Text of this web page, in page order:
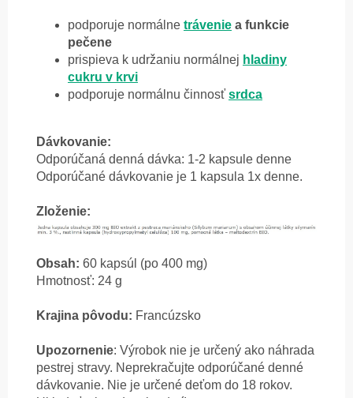
podporuje normálne trávenie a funkcie
pečene
prispieva k udržaniu normálnej hladiny
cukru v krvi
podporuje normálnu činnosť srdca
Dávkovanie:
Odporúčaná denná dávka: 1-2 kapsule denne
Odporúčané dávkovanie je 1 kapsula 1x denne.
Zloženie:
Obsah: 60 kapsúl (po 400 mg)
Hmotnosť: 24 g
Krajina pôvodu: Francúzsko
Upozornenie: Výrobok nie je určený ako náhrada
pestrej stravy. Neprekračujte odporúčané denné
dávkovanie. Nie je určené deťom do 18 rokov.